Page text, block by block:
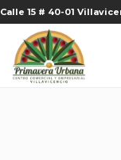
Calle 15 # 40-01